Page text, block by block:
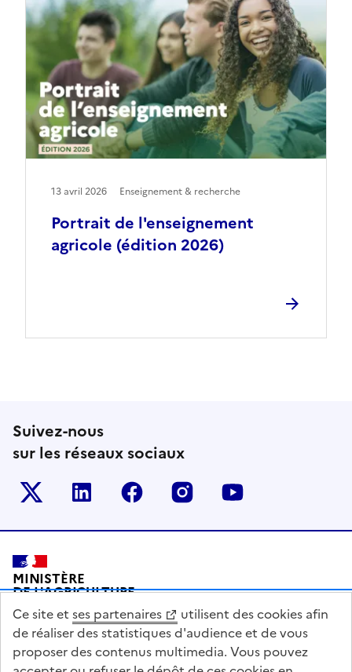
Portrait de l'enseignement
agricole (édition 2026)
13 avril 2026 Enseignement & recherche
Suivez-nous
sur les réseaux sociaux
Le ministère sur Twitter
Le ministère sur LinkedIn
Le ministère sur Facebook
Le ministère sur
Pied de page
MINISTÈRE
DE L'AGRICULTURE
DE L'AGRO-ALIMENTAIRE
ET DE LA SOUVERAINETÉ
ALIMENTAIRE
Ce site et ses partenaires
utilisent des cookies afin
de réaliser des statistiques d'audience et de vous
proposer des contenus multimedia. Vous pouvez